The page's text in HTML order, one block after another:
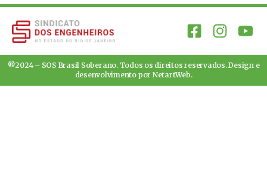
®2024 – SOS Brasil Soberano. Todos os direitos reservados. Design e
desenvolvimento por NetartWeb.